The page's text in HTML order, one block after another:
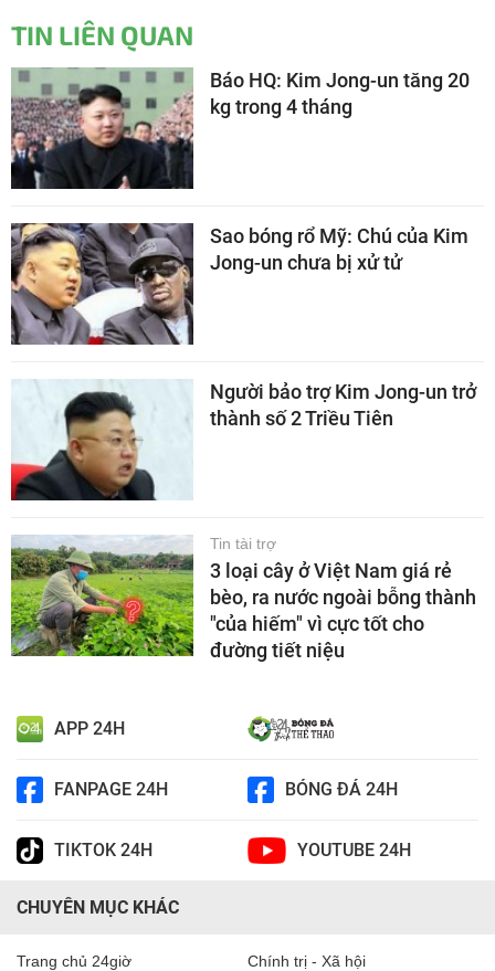
TIN LIÊN QUAN
Báo HQ: Kim Jong-un tăng 20
kg trong 4 tháng
Sao bóng rổ Mỹ: Chú của Kim
Jong-un chưa bị xử tử
Người bảo trợ Kim Jong-un trở
thành số 2 Triều Tiên
Tin tài trợ
3 loại cây ở Việt Nam giá rẻ
bèo, ra nước ngoài bỗng thành
"của hiếm" vì cực tốt cho
đường tiết niệu
APP 24H
FANPAGE 24H BÓNG ĐÁ 24H
TIKTOK 24H YOUTUBE 24H
CHUYÊN MỤC KHÁC
Trang chủ 24giờ Chính trị - Xã hội